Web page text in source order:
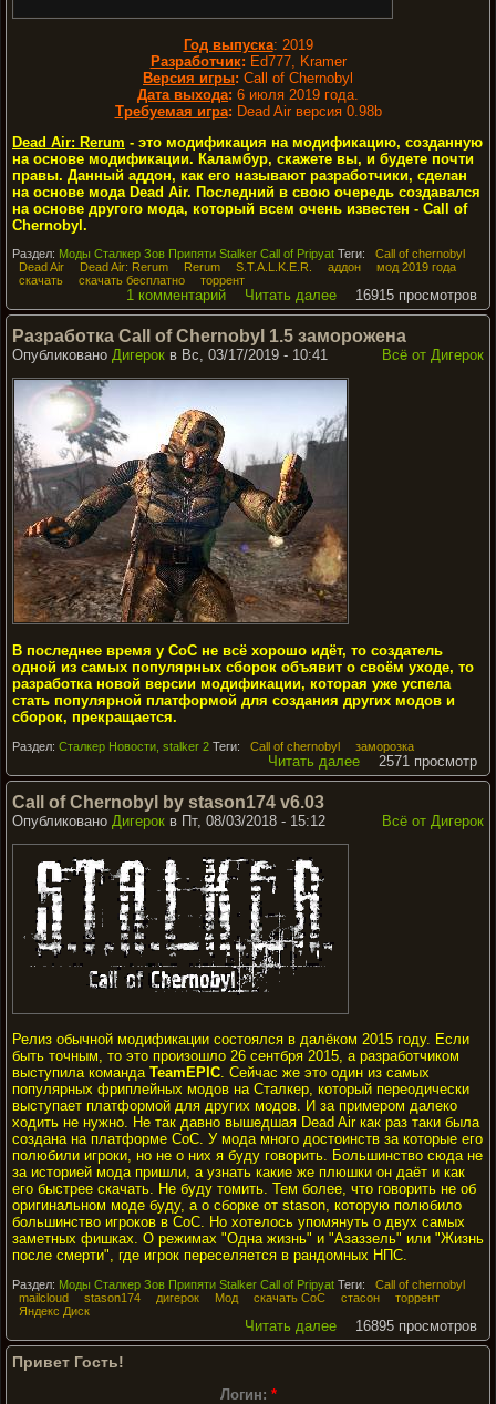
Год выпуска: 2019
Разработчик: Ed777, Kramer
Версия игры: Call of Chernobyl
Дата выхода: 6 июля 2019 года.
Требуемая игра: Dead Air версия 0.98b
Dead Air: Rerum - это модификация на модификацию, созданную
на основе модификации. Каламбур, скажете вы, и будете почти
правы. Данный аддон, как его называют разработчики, сделан
на основе мода Dead Air. Последний в свою очередь создавался
на основе другого мода, который всем очень известен - Call of
Chernobyl.
Раздел: Моды Сталкер Зов Припяти Stalker Call of Pripyat Теги:
Call of chernobyl
Dead Air
Dead Air: Rerum Rerum S.T.A.L.K.E.R. аддон
мод 2019 года
скачать
скачать бесплатно торрент
1 комментарий Читать далее 16915 просмотров
Разработка Call of Chernobyl 1.5 заморожена
Всё от Дигерок
Опубликовано Дигерок в Вс, 03/17/2019 - 10:41
В последнее время у CoC не всё хорошо идёт, то создатель
одной из самых популярных сборок объявит о своём уходе, то
разработка новой версии модификации, которая уже успела
стать популярной платформой для создания других модов и
сборок, прекращается.
Раздел: Сталкер Новости, stalker 2 Теги: Call of chernobyl заморозка
Читать далее 2571 просмотр
Call of Chernobyl by stason174 v6.03
Всё от Дигерок
Опубликовано Дигерок в Пт, 08/03/2018 - 15:12
Релиз обычной модификации состоялся в далёком 2015 году. Если
быть точным, то это произошло 26 сентбря 2015, а разработчиком
выступила команда TeamEPIC. Сейчас же это один из самых
популярных фриплейных модов на Сталкер, который переодически
выступает платформой для других модов. И за примером далеко
ходить не нужно. Не так давно вышедшая Dead Air как раз таки была
создана на платформе CoC. У мода много достоинств за которые его
полюбили игроки, но не о них я буду говорить. Большинство сюда не
за историей мода пришли, а узнать какие же плюшки он даёт и как
его быстрее скачать. Не буду томить. Тем более, что говорить не об
оригинальном моде буду, а о сборке от stason, которую полюбило
большинство игроков в CoC. Но хотелось упомянуть о двух самых
заметных фишках. О режимах "Одна жизнь" и "Азаззель" или "Жизнь
после смерти", где игрок переселяется в рандомных НПС.
Раздел: Моды Сталкер Зов Припяти Stalker Call of Pripyat Теги:
Call of chernobyl
mailcloud
stason174 дигерок Мод скачать CoC стасон
торрент
Яндекс Диск
Читать далее 16895 просмотров
Привет Гость!
Логин: *